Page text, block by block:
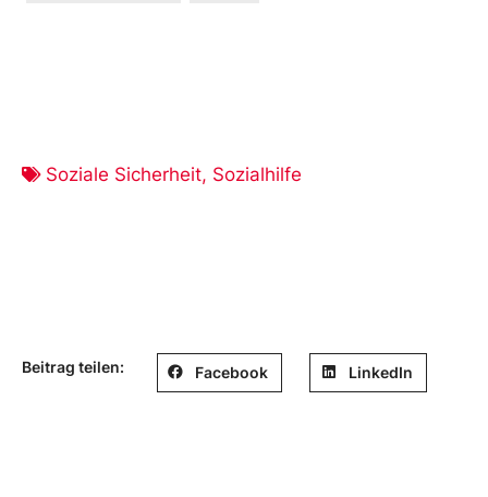
Soziale Sicherheit, Sozialhilfe
Beitrag teilen: Facebook LinkedIn